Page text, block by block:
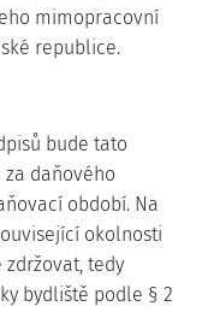
mimopracovní
republice.
bude tato
za daňového
období. Na
okolnosti
tedy
bydliště podle § 2